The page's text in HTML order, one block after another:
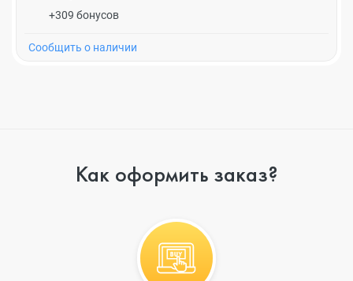
+309 бонусов
Cообщить о наличии
Как оформить заказ?